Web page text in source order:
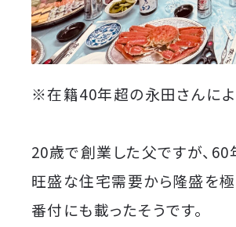
※在籍40年超の永田さんに
20歳で創業した父ですが、
旺盛な住宅需要から隆盛を極
番付にも載ったそうです。